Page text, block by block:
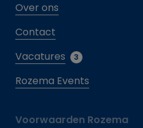
Over ons
Contact
Vacatures
3
Rozema Events
Voorwaarden Rozema